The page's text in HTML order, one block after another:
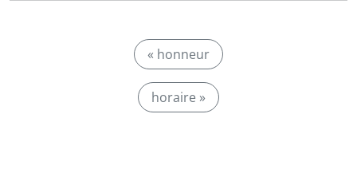
« honneur
horaire »